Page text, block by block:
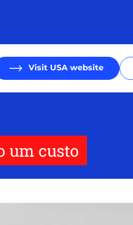
Visit USA website
um custo